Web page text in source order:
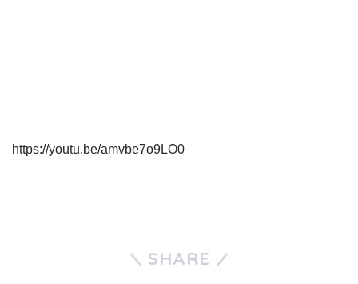
https://youtu.be/amvbe7o9LO0
SHARE